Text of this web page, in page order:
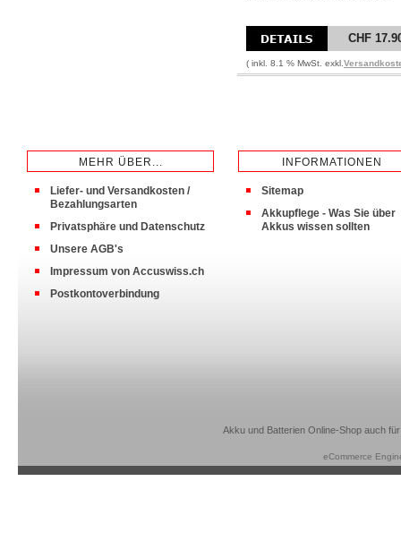
CHF
( inkl. 8.1 % MwSt. exkl.
MEHR ÜBER...
Liefer- und Versandkosten /
Bezahlungsarten
Privatsphäre und Datenschutz
Unsere AGB's
Impressum von Accuswiss.ch
Postkontoverbindung
INFORMATIONEN
Sitemap
Akkupflege - Was Sie über
Akkus wissen sollten
Akku und Batterien Online-Shop auch
eCommerce